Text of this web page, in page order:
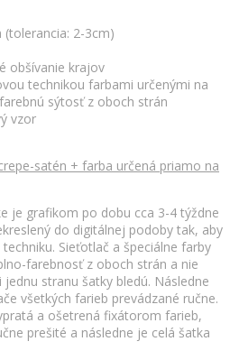
(tolerancia: 2-3cm)
obšívanie krajov
technikou farbami určenými na
sýtosť z oboch strán
vzor
satén + farba určená priamo na
je grafikom po dobu cca 3-4 týždne
do digitálnej podoby tak, aby
Sieťotlač a špeciálne farby
farebnosť z oboch strán a nie
stranu šatky bledú. Následne
všetkých farieb prevádzané ručne.
a ošetrená fixátorom farieb,
prešité a následne je celá šatka